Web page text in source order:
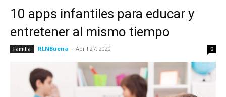
10 apps infantiles para educar y
entretener al mismo tiempo
Familia RLNBuena - Abril 27, 2020 0